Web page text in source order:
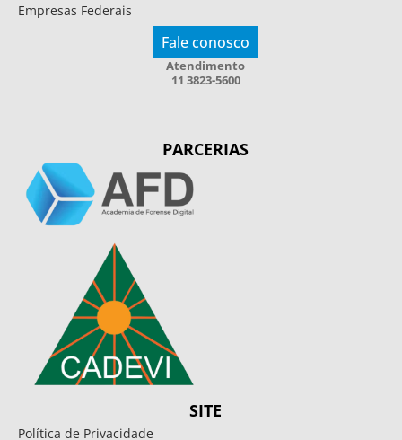
Empresas Federais
Fale conosco
Atendimento
11 3823-5600
PARCERIAS
SITE
Política de Privacidade